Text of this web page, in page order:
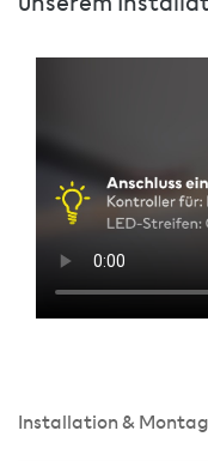
Installation &